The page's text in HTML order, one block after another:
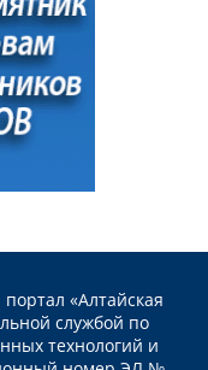
«Алтайская
службой по
технологий и